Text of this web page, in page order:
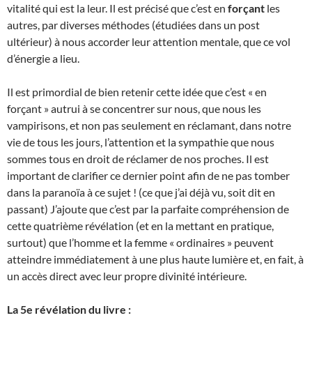
vitalité qui est la leur. Il est précisé que c’est en forçant les
autres, par diverses méthodes (étudiées dans un post
ultérieur) à nous accorder leur attention mentale, que ce vol
d’énergie a lieu.
Il est primordial de bien retenir cette idée que c’est « en
forçant » autrui à se concentrer sur nous, que nous les
vampirisons, et non pas seulement en réclamant, dans notre
vie de tous les jours, l’attention et la sympathie que nous
sommes tous en droit de réclamer de nos proches. Il est
important de clarifier ce dernier point afin de ne pas tomber
dans la paranoïa à ce sujet ! (ce que j’ai déjà vu, soit dit en
passant) J’ajoute que c’est par la parfaite compréhension de
cette quatrième révélation (et en la mettant en pratique,
surtout) que l’homme et la femme « ordinaires » peuvent
atteindre immédiatement à une plus haute lumière et, en fait, à
un accès direct avec leur propre divinité intérieure.
La 5e révélation du livre :